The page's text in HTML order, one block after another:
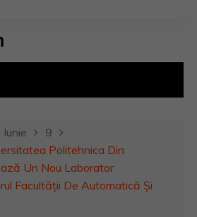
Iunie
9
Politehnica Din
Un Nou Laborator
Facultății De Automatică Și